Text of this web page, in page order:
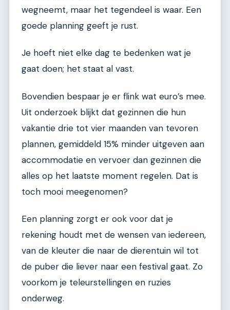
wegneemt, maar het tegendeel is waar. Een
goede planning geeft je rust.
Je hoeft niet elke dag te bedenken wat je
gaat doen; het staat al vast.
Bovendien bespaar je er flink wat euro’s mee.
Uit onderzoek blijkt dat gezinnen die hun
vakantie drie tot vier maanden van tevoren
plannen, gemiddeld 15% minder uitgeven aan
accommodatie en vervoer dan gezinnen die
alles op het laatste moment regelen. Dat is
toch mooi meegenomen?
Een planning zorgt er ook voor dat je
rekening houdt met de wensen van iedereen,
van de kleuter die naar de dierentuin wil tot
de puber die liever naar een festival gaat. Zo
voorkom je teleurstellingen en ruzies
onderweg.